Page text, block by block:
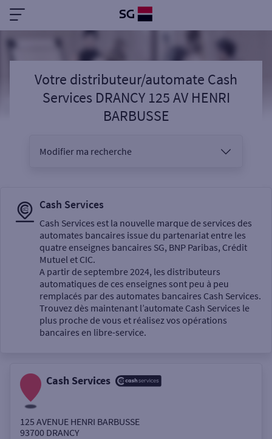
Votre distributeur/automate Cash
Services DRANCY 125 AV HENRI
BARBUSSE
Modifier ma recherche
Sélectionnez votre recherche
Un service
Autour de moi
Cash Services
Cash Services est la nouvelle marque de services des
automates bancaires issue du partenariat entre les
quatre enseignes bancaires SG, BNP Paribas, Crédit
Mutuel et CIC.
A partir de septembre 2024, les distributeurs
automatiques de ces enseignes sont peu à peu
remplacés par des automates bancaires Cash Services.
Trouvez dès maintenant l’automate Cash Services le
plus proche de vous et réalisez vos opérations
bancaires en libre-service.
Cash Services
125 AVENUE HENRI BARBUSSE
93700 DRANCY